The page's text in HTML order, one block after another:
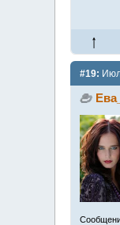
#19: